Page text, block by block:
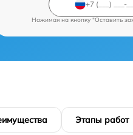
Нажимая на кнопку "Оставить
Этапы работ